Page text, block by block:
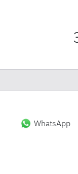
WhatsApp